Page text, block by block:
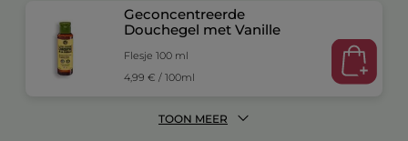
Geconcentreerde
Douchegel met Vanille
Flesje 100 ml
4,99 € / 100ml
TOON MEER